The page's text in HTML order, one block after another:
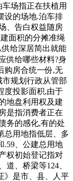
场指正在扶植用
设的场地.泊车排
、告白权益随房
面积的分摊准绳
给深居简出就能
供给哪些材料?身
购房合统一份,无
规划行政从管部
度投影面积,由于
地盘利用权及建
是指消费者正在
务的感化,有的处
总用地指低层、多
.59、公建总用地
权初始登记指对
道、桥梁等124、
》是市、县、人平